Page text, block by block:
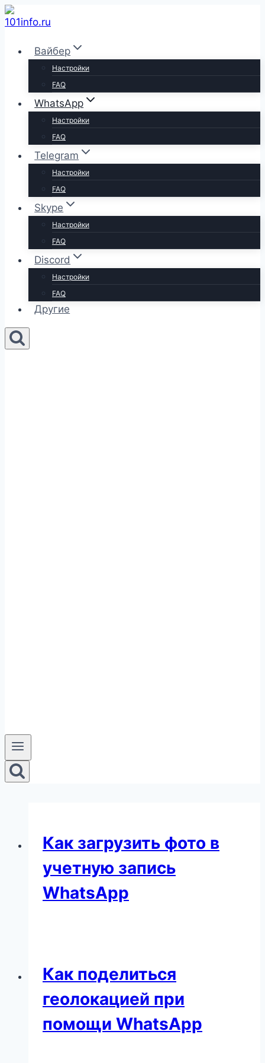
Перейти
к
содержимому
Вайбер
Настройки
FAQ
WhatsApp
Настройки
FAQ
Telegram
Настройки
FAQ
Skype
Настройки
FAQ
Discord
Настройки
FAQ
Другие
Как загрузить фото в
учетную запись
WhatsApp
Как поделиться
геолокацией при
помощи WhatsApp